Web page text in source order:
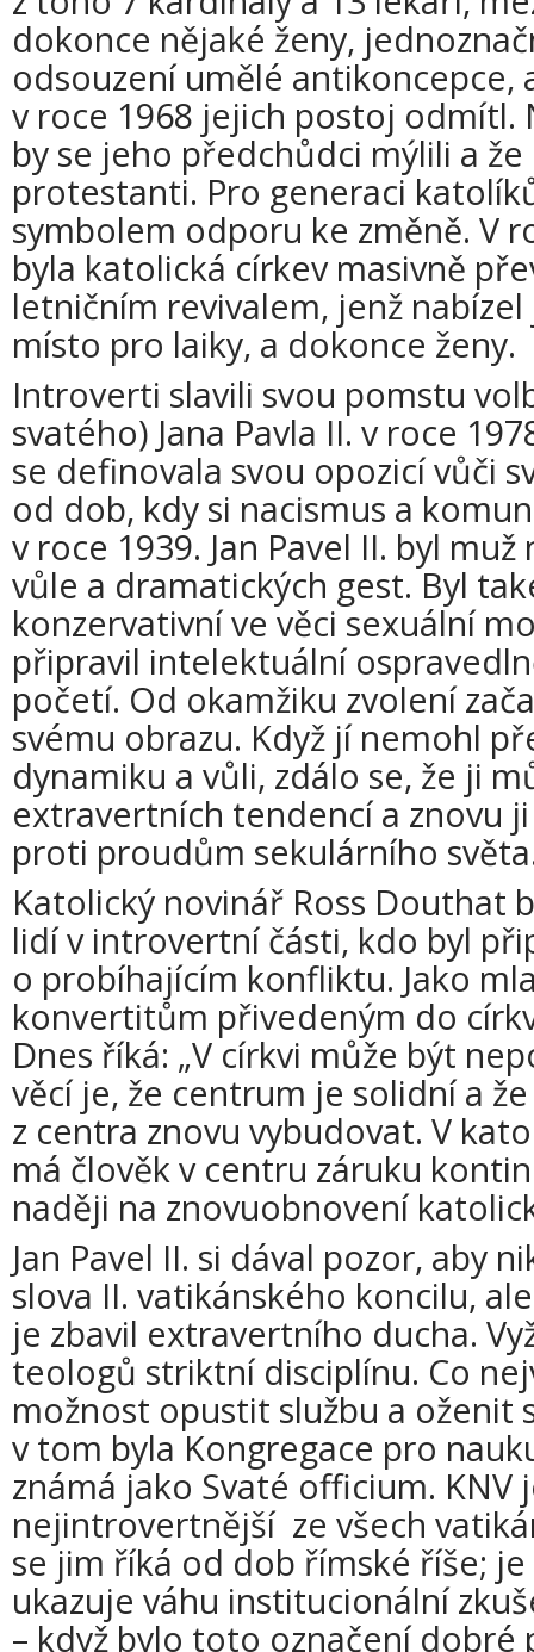
dokonce nějaké ženy,
odsouzení umělé antikoncepce,
v roce 1968 jejich postoj odmítl.
by se jeho předchůdci mýlili a
protestanti. Pro generaci
symbolem odporu ke změně. V
byla katolická církev masivně
letničním revivalem, jenž
místo pro laiky, a dokonce ženy.
Introverti slavili svou pomstu
svatého) Jana Pavla II. v roce
se definovala svou opozicí vůči
od dob, kdy si nacismus a
v roce 1939. Jan Pavel II. byl
vůle a dramatických gest. Byl
konzervativní ve věci sexuální
připravil intelektuální
početí. Od okamžiku zvolení
svému obrazu. Když jí nemohl
dynamiku a vůli, zdálo se, že ji
extravertních tendencí a znovu
proti proudům sekulárního
Katolický novinář Ross Douthat
lidí v introvertní části, kdo byl
o probíhajícím konfliktu. Jako
konvertitům přivedeným do
Dnes říká: „V církvi může být
věcí je, že centrum je solidní a
z centra znovu vybudovat. V
má člověk v centru záruku
naději na znovuobnovení
Jan Pavel II. si dával pozor, aby
slova II. vatikánského koncilu,
je zbavil extravertního ducha.
teologů striktní disciplínu. Co
možnost opustit službu a oženit
v tom byla Kongregace pro
známá jako Svaté officium.
nejintrovertnější ze všech
se jim říká od dob římské říše;
ukazuje váhu institucionální
– když bylo toto označení dobré